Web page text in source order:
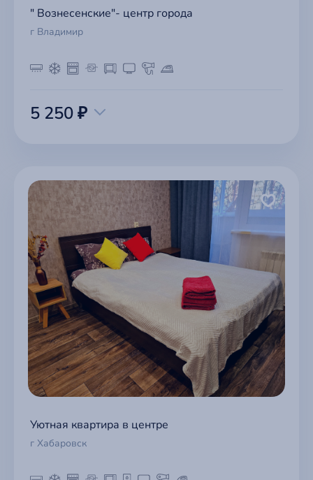
" Вознесенские"- центр города
г Владимир
5 250 ₽
Уютная квартира в центре
г Хабаровск